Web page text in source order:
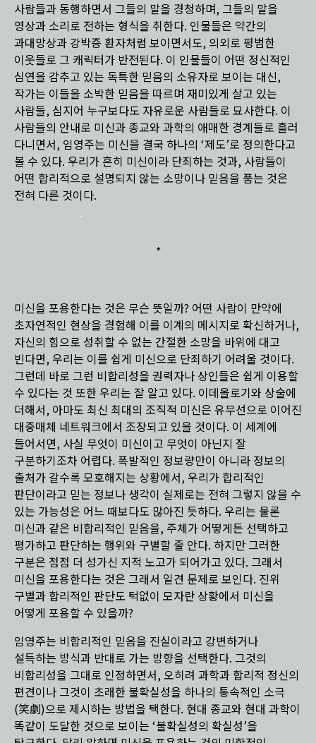
사람들과 동행하면서 그들의 말을 경청하며, 그들의 말을
영상과 소리로 전하는 형식을 취한다. 인물들은 약간의
과대망상과 강박증 환자처럼 보이면서도, 의외로 평범한
이웃들로 그 캐릭터가 반전된다. 이 인물들이 어떤 정신적인
심연을 감추고 있는 독특한 믿음의 소유자로 보이는 대신,
작가는 이들을 소박한 믿음을 따르며 재미있게 살고 있는
사람들, 심지어 누구보다도 자유로운 사람들로 묘사한다. 이
사람들의 안내로 미신과 종교와 과학의 애매한 경계들로 흘러
다니면서, 임영주는 미신을 결국 하나의 ‘제도’로 정의한다고
볼 수 있다. 우리가 흔히 미신이라 단죄하는 것과, 사람들이
어떤 합리적으로 설명되지 않는 소망이나 믿음을 품는 것은
전혀 다른 것이다.
*
미신을 포용한다는 것은 무슨 뜻일까? 어떤 사람이 만약에
초자연적인 현상을 경험해 이를 이계의 메시지로 확신하거나,
자신의 힘으로 성취할 수 없는 간절한 소망을 바위에 대고
빈다면, 우리는 이를 쉽게 미신으로 단죄하기 어려울 것이다.
그런데 바로 그런 비합리성을 권력자나 상인들은 쉽게 이용할
수 있다는 것 또한 우리는 잘 알고 있다. 이데올로기와 상술에
더해서, 아마도 최신 최대의 조직적 미신은 유무선으로 이어진
대중매체 네트워크에서 조장되고 있을 것이다. 이 세계에
들어서면, 사실 무엇이 미신이고 무엇이 아닌지 잘
구분하기조차 어렵다. 폭발적인 정보량만이 아니라 정보의
출처가 갈수록 모호해지는 상황에서, 우리가 합리적인
판단이라고 믿는 정보나 생각이 실제로는 전혀 그렇지 않을 수
있는 가능성은 어느 때보다도 많아진 듯하다. 우리는 물론
미신과 같은 비합리적인 믿음을, 주체가 어떻게든 선택하고
평가하고 판단하는 행위와 구별할 줄 안다. 하지만 그러한
구분은 점점 더 성가신 지적 노고가 되어가고 있다. 그래서
미신을 포용한다는 것은 그래서 일견 문제로 보인다. 진위
구별과 합리적인 판단도 턱없이 모자란 상황에서 미신을
어떻게 포용할 수 있을까?
임영주는 비합리적인 믿음을 진실이라고 강변하거나
설득하는 방식과 반대로 가는 방향을 선택한다. 그것의
비합리성을 그대로 인정하면서, 오히려 과학과 합리적 정신의
편견이나 그것이 초래한 불확실성을 하나의 통속적인 소극
(笑劇)으로 제시하는 방법을 택한다. 현대 종교와 현대 과학이
똑같이 도달한 것으로 보이는 ‘불확실성의 확실성’을